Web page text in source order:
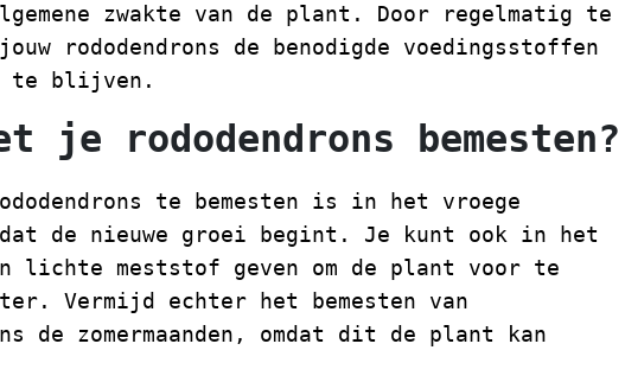
zwakte van de plant. Door regelmatig te
rododendrons de benodigde voedingsstoffen
te blijven.
je rododendrons bemesten?
te bemesten is in het vroege
de nieuwe groei begint. Je kunt ook in het
lichte meststof geven om de plant voor te
Vermijd echter het bemesten van
de zomermaanden, omdat dit de plant kan